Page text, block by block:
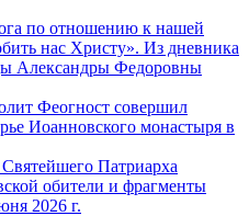
по отношению к нашей
нас Христу». Из дневника
Александры Федоровны
Феогност совершил
Иоанновского монастыря в
Патриарха
обители и фрагменты
2026 г.